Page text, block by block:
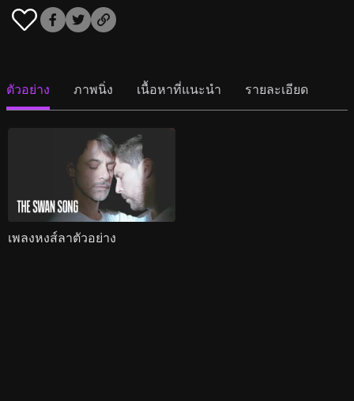
ตัวอย่าง ภาพนิ่ง เนื้อหาที่แนะนำ รายละเอียด
เพลงหงส์ลาตัวอย่าง